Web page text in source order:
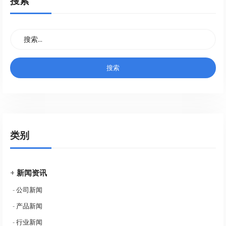
类别
+ 新闻资讯
-公司新闻
- 产品新闻
-行业新闻